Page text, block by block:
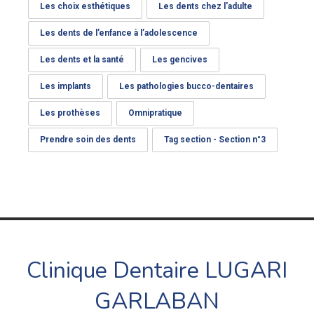
Les choix esthétiques Les dents chez l'adulte
Les dents de l’enfance à l’adolescence
Les dents et la santé Les gencives
Les implants Les pathologies bucco-dentaires
Les prothèses Omnipratique
Prendre soin des dents Tag section - Section n°3
Clinique Dentaire LUGARI
GARLABAN